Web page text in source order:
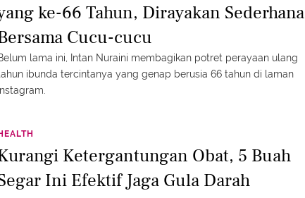
ke-66 Tahun, Dirayakan Sederhana
Cucu-cucu
lama ini, Intan Nuraini membagikan potret perayaan ulang
ibunda tercintanya yang genap berusia 66 tahun di laman
Instagram.
Ketergantungan Obat, 5 Buah
Ini Efektif Jaga Gula Darah